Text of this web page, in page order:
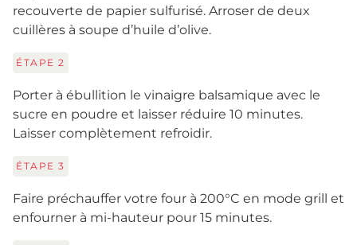
recouverte de papier sulfurisé. Arroser de deux
cuillères à soupe d’huile d’olive.
ÉTAPE 2
Porter à ébullition le vinaigre balsamique avec le
sucre en poudre et laisser réduire 10 minutes.
Laisser complètement refroidir.
ÉTAPE 3
Faire préchauffer votre four à 200°C en mode grill et
enfourner à mi-hauteur pour 15 minutes.